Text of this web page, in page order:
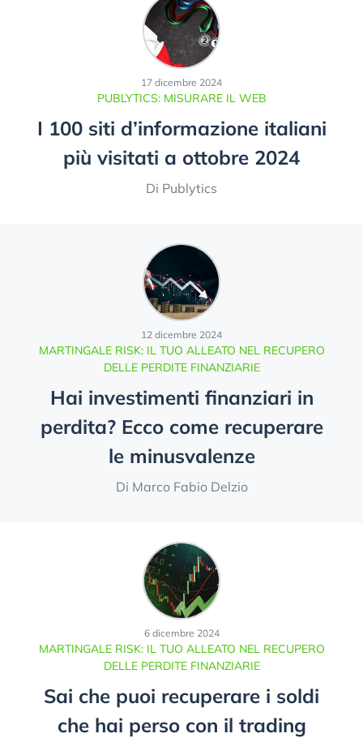
PUBLYTICS: MISURARE IL WEB
17 dicembre 2024
I 100 siti d’informazione italiani
più visitati a ottobre 2024
Di Publytics
MARTINGALE RISK: IL TUO ALLEATO NEL RECUPERO
DELLE PERDITE FINANZIARIE
12 dicembre 2024
Hai investimenti finanziari in
perdita? Ecco come recuperare
le minusvalenze
Di Marco Fabio Delzio
MARTINGALE RISK: IL TUO ALLEATO NEL RECUPERO
DELLE PERDITE FINANZIARIE
6 dicembre 2024
Sai che puoi recuperare i soldi
che hai perso con il trading